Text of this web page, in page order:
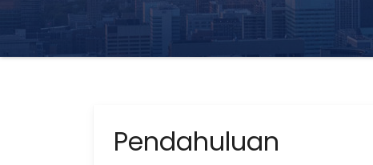
Pendahuluan